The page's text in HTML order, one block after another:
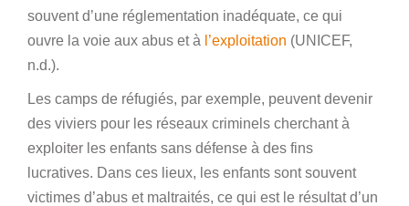
souvent d’une réglementation inadéquate, ce qui
ouvre la voie aux abus et à l’exploitation (UNICEF,
n.d.).
Les camps de réfugiés, par exemple, peuvent devenir
des viviers pour les réseaux criminels cherchant à
exploiter les enfants sans défense à des fins
lucratives. Dans ces lieux, les enfants sont souvent
victimes d’abus et maltraités, ce qui est le résultat d’un